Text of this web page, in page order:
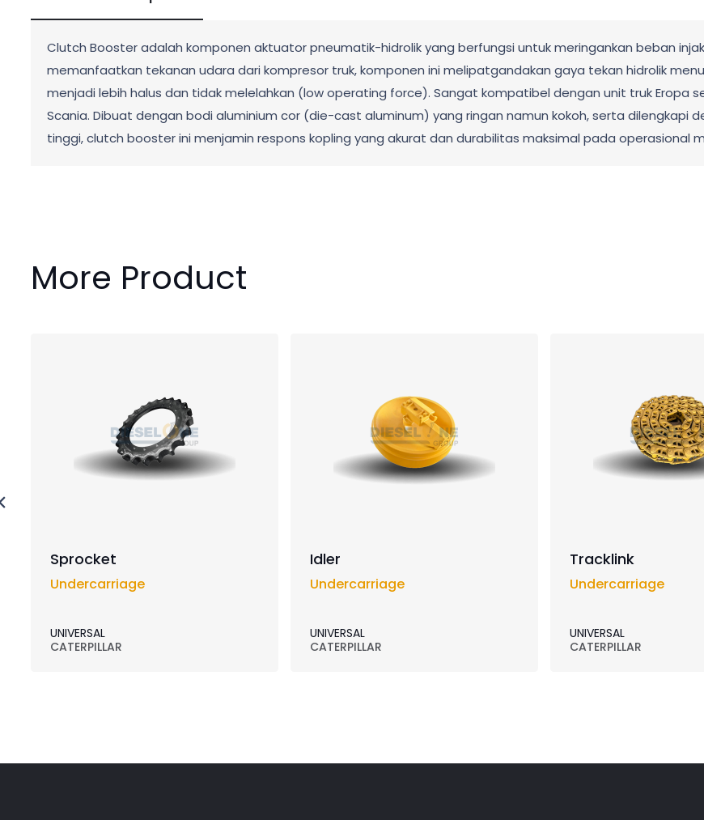
Clutch Booster adalah komponen aktuator pneumatik-hidrolik yang berfungsi untuk meringankan beban
memanfaatkan tekanan udara dari kompresor truk, komponen ini melipatgandakan gaya tekan hidrolik
menjadi lebih halus dan tidak melelahkan (low operating force). Sangat kompatibel dengan unit truk Eropa
Scania. Dibuat dengan bodi aluminium cor (die-cast aluminum) yang ringan namun kokoh, serta dilengkapi
tinggi, clutch booster ini menjamin respons kopling yang akurat dan durabilitas maksimal pada operasional
More Product
Sprocket
Undercarriage
UNIVERSAL
CATERPILLAR
Idler
Undercarriage
UNIVERSAL
CATERPILLAR
Tracklink
Undercarriage
UNIVERSAL
CATERPILLAR